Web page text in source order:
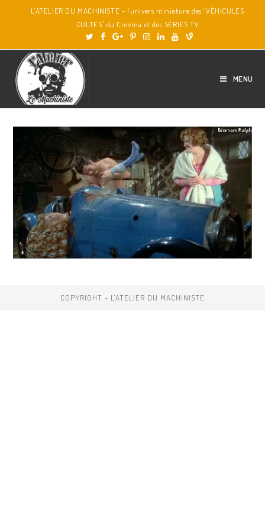
L'ATELIER DU MACHINISTE - l'univers miniature des "VÉHICULES
CULTES" du Cinéma et des SÉRIES TV
MENU
COPYRIGHT - L'ATELIER DU MACHINISTE